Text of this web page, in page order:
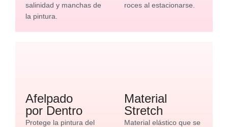
salinidad y manchas de
la pintura.
roces al estacionarse.
Afelpado
por Dentro
Protege la pintura del
Material
Stretch
Material elástico que se